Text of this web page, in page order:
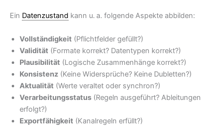
Ein Datenzustand kann u. a. folgende Aspekte abbilden:
Vollständigkeit (Pflichtfelder gefüllt?)
Validität (Formate korrekt? Datentypen korrekt?)
Plausibilität (Logische Zusammenhänge korrekt?)
Konsistenz (Keine Widersprüche? Keine Dubletten?)
Aktualität (Werte veraltet oder synchron?)
Verarbeitungsstatus (Regeln ausgeführt? Ableitungen
erfolgt?)
Exportfähigkeit (Kanalregeln erfüllt?)